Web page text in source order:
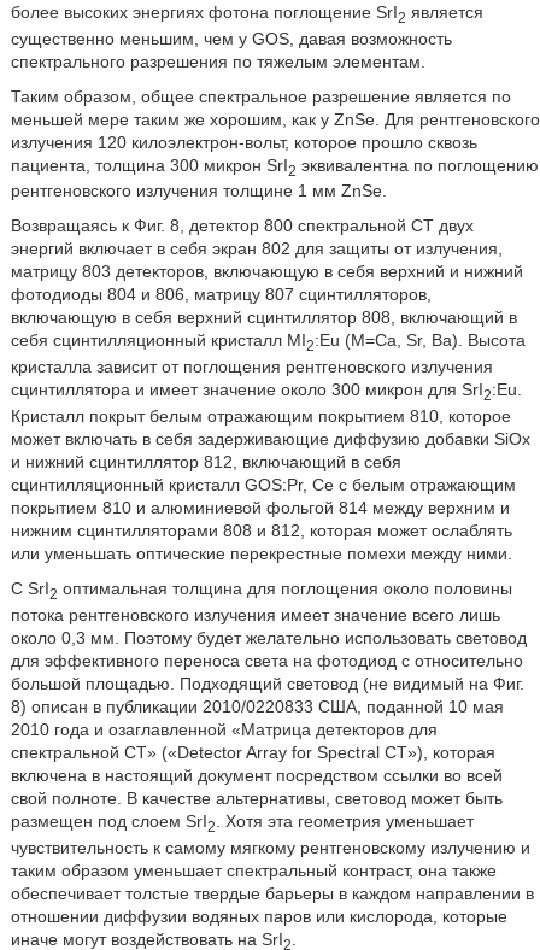
более высоких энергиях фотона поглощение SrI2 является
существенно меньшим, чем у GOS, давая возможность
спектрального разрешения по тяжелым элементам.
Таким образом, общее спектральное разрешение является по
меньшей мере таким же хорошим, как у ZnSe. Для рентгеновского
излучения 120 килоэлектрон-вольт, которое прошло сквозь
пациента, толщина 300 микрон SrI2 эквивалентна по поглощению
рентгеновского излучения толщине 1 мм ZnSe.
Возвращаясь к Фиг. 8, детектор 800 спектральной CT двух
энергий включает в себя экран 802 для защиты от излучения,
матрицу 803 детекторов, включающую в себя верхний и нижний
фотодиоды 804 и 806, матрицу 807 сцинтилляторов,
включающую в себя верхний сцинтиллятор 808, включающий в
себя сцинтилляционный кристалл MI2:Eu (M=Ca, Sr, Ba). Высота
кристалла зависит от поглощения рентгеновского излучения
сцинтиллятора и имеет значение около 300 микрон для SrI2:Eu.
Кристалл покрыт белым отражающим покрытием 810, которое
может включать в себя задерживающие диффузию добавки SiOx
и нижний сцинтиллятор 812, включающий в себя
сцинтилляционный кристалл GOS:Pr, Ce с белым отражающим
покрытием 810 и алюминиевой фольгой 814 между верхним и
нижним сцинтилляторами 808 и 812, которая может ослаблять
или уменьшать оптические перекрестные помехи между ними.
С SrI2 оптимальная толщина для поглощения около половины
потока рентгеновского излучения имеет значение всего лишь
около 0,3 мм. Поэтому будет желательно использовать световод
для эффективного переноса света на фотодиод с относительно
большой площадью. Подходящий световод (не видимый на Фиг.
8) описан в публикации 2010/0220833 США, поданной 10 мая
2010 года и озаглавленной «Матрица детекторов для
спектральной CT» («Detector Array for Spectral CT»), которая
включена в настоящий документ посредством ссылки во всей
свой полноте. В качестве альтернативы, световод может быть
размещен под слоем SrI2
. Хотя эта геометрия уменьшает
чувствительность к самому мягкому рентгеновскому излучению и
таким образом уменьшает спектральный контраст, она также
обеспечивает толстые твердые барьеры в каждом направлении в
отношении диффузии водяных паров или кислорода, которые
иначе могут воздействовать на SrI2